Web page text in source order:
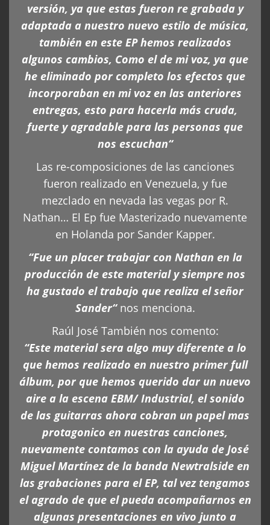
versión, ya que estas fueron re grabada y
adaptada a nuestro nuevo estilo de música,
también en este EP hemos realizados
algunos cambios, Como el de mi voz, ya que
he eliminado por completo los efectos que
incorporaban en mi voz en las anteriores
entregas, esto para hacerla más cruda,
fuerte y agradable para las personas que
nos escuchan“
Las re-composiciones de las canciones
fueron realizado en Venezuela, y fue
mezclado en nevada las vegas por R.
Nathan… El Ep fue Masterizado nuevamente
en Holanda por Sander Kapper.
“Fue un placer trabajar con Nathan en la
producción de este material y siempre nos
ha gustado el trabajo que realiza el señor
Sander“nos menciona.
Raúl José También nos comento:
“Este material sera algo muy diferente a lo
que hemos realizado en nuestro primer full
álbum, por que hemos querido dar un nuevo
aire a la escena EBM/ Industrial, el sonido
de las guitarras ahora cobran un papel mas
protagonico en nuestras canciones,
nuevamente contamos con la ayuda de José
Miguel Martínez de la banda Newtralside en
las grabaciones para el EP, tal vez tengamos
el agrado de que el pueda acompañarnos en
algunas presentaciones en vivo junto a